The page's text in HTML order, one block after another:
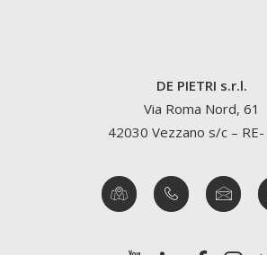
DE PIETRI s.r.l.
Via Roma Nord, 61
42030 Vezzano s/c –